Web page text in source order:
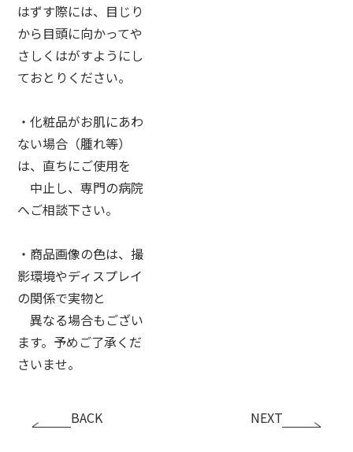
はずす際には、目じり
から目頭に向かってや
さしくはがすようにし
ておとりください。
・化粧品がお肌にあわ
ない場合（腫れ等）
は、直ちにご使用を
中止し、専門の病院
へご相談下さい。
・商品画像の色は、撮
影環境やディスプレイ
の関係で実物と
異なる場合もござい
ます。予めご了承くだ
さいませ。
BACK NEXT